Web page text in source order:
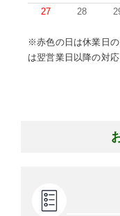
27
28
※赤色の日は休業日
は翌営業日以降の対応